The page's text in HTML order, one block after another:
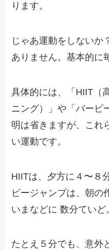
ります。
じゃあ運動をしないか
ありません。基本的に
具体的には、「HIIT（
ニング）」や「バーピ
明は省きますが、これ
い運動です。
HIITは、夕方に４〜８
ピージャンプは、朝の
いまなどに 数分ていど
たとえ５分でも、意外